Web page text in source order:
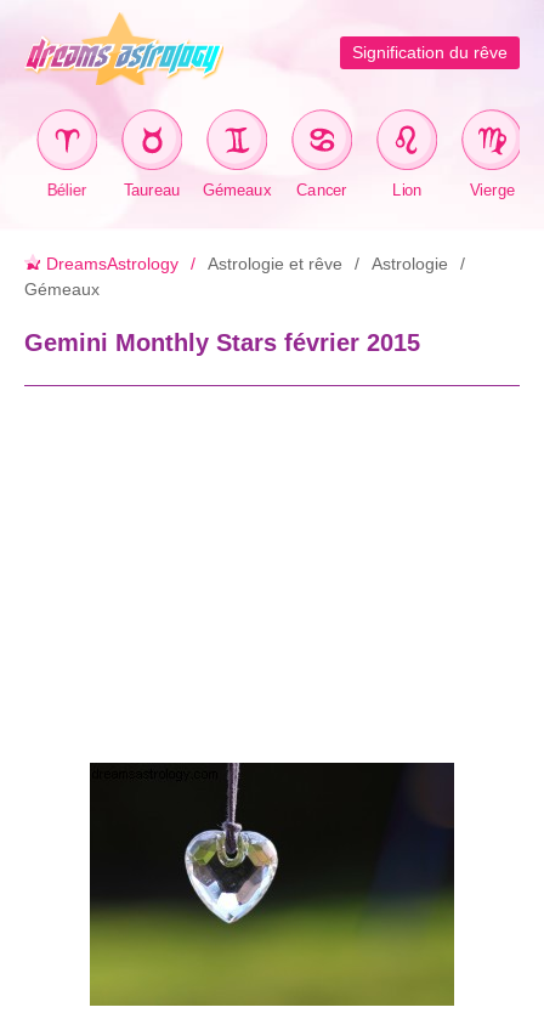
Signification du rêve
Bélier Taureau Gémeaux Cancer Lion Vierge
DreamsAstrology Astrologie et rêve
Astrologie
Gémeaux
Gemini Monthly Stars février 2015